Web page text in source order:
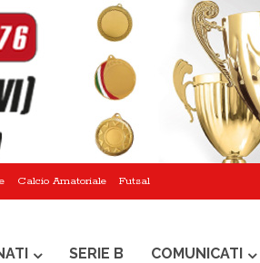
Calcio Amatoriale Futsal
SERIE B COMUNICATI